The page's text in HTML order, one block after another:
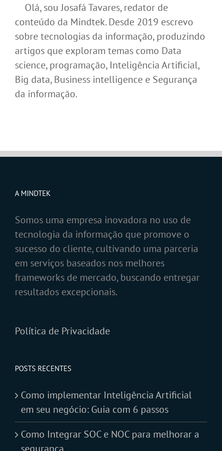
Olá, sou Josafá Tavares, redator de
conteúdo da Mindtek. Desde 2019 escrevo
sobre tecnologias da informação, produzindo
artigos que exploram temas como Data
science, programação, Inteligência Artificial,
Big data, Business intelligence e Segurança
da informação.
A MINDTEK
Somos uma empresa inovadora no uso de
tecnologia da informação que promove o
sucesso do cliente, cultivando uma parceria
em serviços baseados nos melhores
frameworks de mercado, buscando entregar
resultados excepcionais.
Política de Privacidade
POSTS RECENTES
Como implementar Inteligência Artificial
em seu negócio: Guia com 6 passos
Como Integrar SOC e NOC para melhorar a